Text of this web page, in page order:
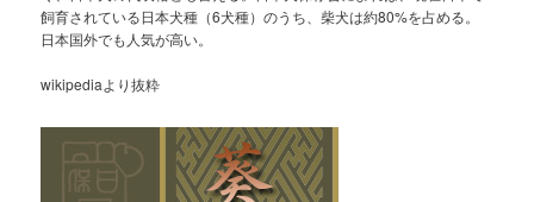
飼育されている日本犬種（6犬種）のうち、柴犬は約80%を占める。
日本国外でも人気が高い。
wikipediaより抜粋